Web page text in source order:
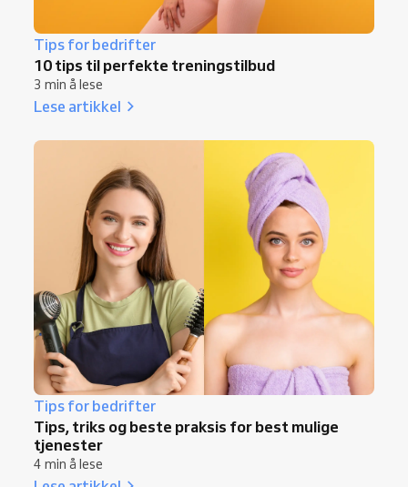
Tips for bedrifter
10 tips til perfekte treningstilbud
3 min å lese
Lese artikkel
Tips for bedrifter
Tips, triks og beste praksis for best mulige
tjenester
4 min å lese